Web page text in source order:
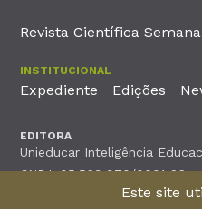
Revista Científica
INSTITUCIONAL
Expediente Edições
EDITORA
Unieducar Inteligência
CNPJ: 05.569.970/0001-26
Este site